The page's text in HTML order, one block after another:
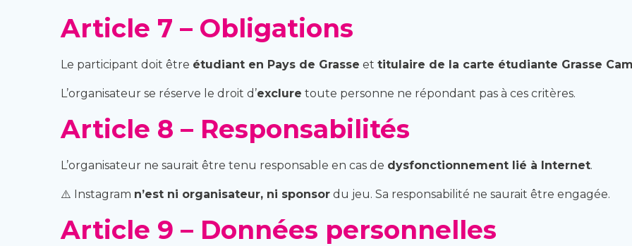
Article 7 – Obligations
Le participant doit être étudiant en Pays de Grasse et titulaire de la carte étudiante Grasse
L’organisateur se réserve le droit d’exclure toute personne ne répondant pas à ces critères.
Article 8 – Responsabilités
L’organisateur ne saurait être tenu responsable en cas de dysfonctionnement lié à Internet.
⚠️ Instagram n’est ni organisateur, ni sponsor du jeu. Sa responsabilité ne saurait être engagée.
Article 9 – Données personnelles